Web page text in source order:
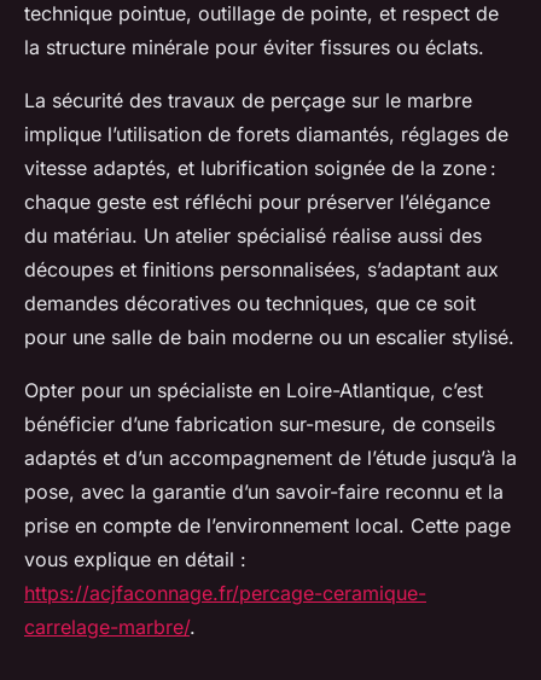
technique pointue, outillage de pointe, et respect de
la structure minérale pour éviter fissures ou éclats.
La sécurité des travaux de perçage sur le marbre
implique l’utilisation de forets diamantés, réglages de
vitesse adaptés, et lubrification soignée de la zone :
chaque geste est réfléchi pour préserver l’élégance
du matériau. Un atelier spécialisé réalise aussi des
découpes et finitions personnalisées, s’adaptant aux
demandes décoratives ou techniques, que ce soit
pour une salle de bain moderne ou un escalier stylisé.
Opter pour un spécialiste en Loire-Atlantique, c’est
bénéficier d’une fabrication sur-mesure, de conseils
adaptés et d’un accompagnement de l’étude jusqu’à la
pose, avec la garantie d’un savoir-faire reconnu et la
prise en compte de l’environnement local. Cette page
vous explique en détail :
https://acjfaconnage.fr/percage-ceramique-
carrelage-marbre/.